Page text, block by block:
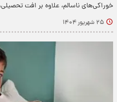
خوراکی‌های ناسالم، علاوه بر افت
۲۵ شهریور ۱۴۰۴